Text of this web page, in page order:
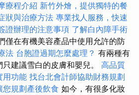
療程介紹 新竹外燴，提供獨特的餐
狀與治療方法 專業找人服務，快速
證辦理的注意事項 了解白內障手術
僅在有機美容產品中使用允許的防
法 台胞證過期怎麼處理？ 有兩種有
建議雪白的皮膚和嬰兒。 高品質
用功能 找台北會計師協助財務規劃
您規劃產後飲食 如今，有很多化妝